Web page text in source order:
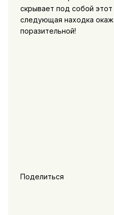
скрывает под собой
следующая находка
поразительной!
Поделиться